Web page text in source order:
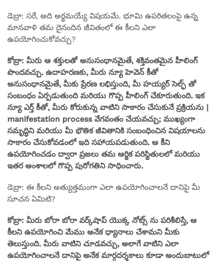
డెబ్రా: సరే, అది అర్థమయ్యే విషయమే. భూమి ఉపరితలంపై ఉన్న
మానవాళి తమ దైనందిన జీవితంలో ఈ కీలని ఎలా
ఉపయోగించుకోవచ్చు?
కోబ్రా: మీరు ఆ శక్తులతో అనుసంధానమైతే, శక్తివంతమైన హీలింగ్
పొందవచ్చు. ఉదాహరణకు, మీరు న్యూ హెవెన్ కీతో
అనుసంధానమైతే, మీకు ప్రేరణ లభిస్తుంది, మీ హయ్యర్ సెల్ఫ్ తో
సంబంధం ఏర్పడుతుంది మరియు గొప్ప హీలింగ్ చేకూరుతుంది. ఇక
న్యూ ఎర్త్ కీతో, మీరు కోరుకున్న వాటిని సాకారం చేసుకునే ప్రక్రియను |
manifestation process వేగవంతం చేయవచ్చు; ముఖ్యంగా
సమృద్ధిని మరియు మీ భౌతిక జీవితానికి సంబంధించిన విషయాలను
సాకారం చేసుకోవడంలో ఇది సహాయపడుతుంది. ఆ కీని
ఉపయోగించడం ద్వారా ప్రజలు తమ ఆర్థిక పరిస్థితులలో మరియు
ఇతర అంశాలలో గొప్ప పురోగతిని సాధించారు.
డెబ్రా: ఈ కీలని అత్యుత్తమంగా ఎలా ఉపయోగించాలనే దానిపై మీ
సూచన ఏమిటి?
కోబ్రా: మీరు బోరా బోరా వర్క్‌షాప్ యొక్క నోట్స్ ను పరిశీలిస్తే, ఆ
కీలని ఉపయోగించి మేము అనేక ధ్యానాలు చేశామని మీకు
తెలుస్తుంది. మీరు వాటిని చూడవచ్చు, అలాగే వాటిని ఎలా
ఉపయోగించాలనే దానిపై అనేక మార్గదర్శకాలు కూడా అందుబాటులో